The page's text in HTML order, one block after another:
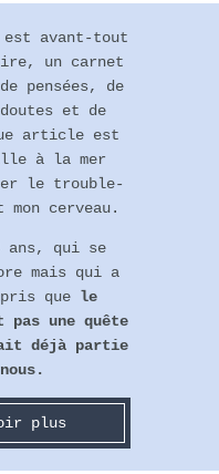
est avant-tout
un carnet
pensées, de
et de
article est
à la mer
le trouble-
cerveau.
ans, qui se
mais qui a
que le
pas une quête
déjà partie
plus